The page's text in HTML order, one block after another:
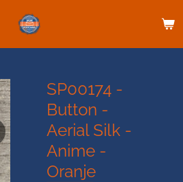
SP00174 -
Button -
Aerial Silk -
Anime -
Oranje